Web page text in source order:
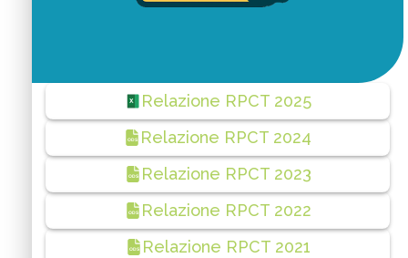
Relazione RPCT 2025
ODS Relazione RPCT 2024
ODS Relazione RPCT 2023
ODS Relazione RPCT 2022
ODS Relazione RPCT 2021